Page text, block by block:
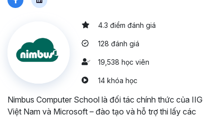
4.3 điểm đánh giá
128 đánh giá
19,538 học viên
14 khóa học
Nimbus Computer School là đối tác chính thức của IIG
Việt Nam và Microsoft – đào tạo và hỗ trợ thi lấy các